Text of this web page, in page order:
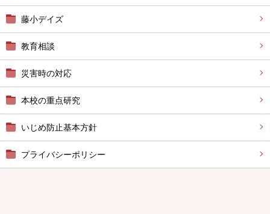
藤小デイズ
教育相談
災害時の対応
本校の重点研究
いじめ防止基本方針
プライバシーポリシー